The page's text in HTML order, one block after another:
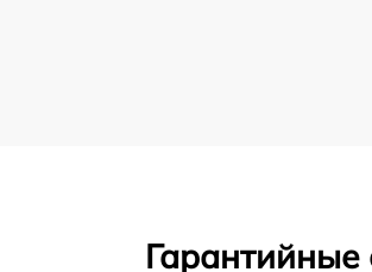
Гарантийные